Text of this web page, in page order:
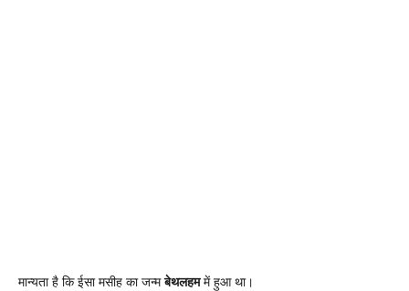
मान्यता है कि ईसा मसीह का जन्मबेथलहममें हुआ था।